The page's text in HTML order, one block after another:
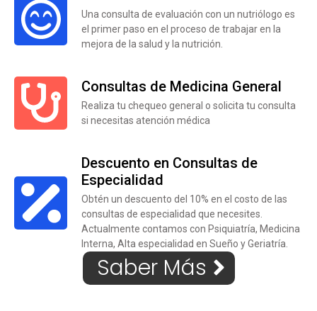
Una consulta de evaluación con un nutriólogo es
el primer paso en el proceso de trabajar en la
mejora de la salud y la nutrición.
Consultas de Medicina General
Realiza tu chequeo general o solicita tu consulta
si necesitas atención médica
Descuento en Consultas de
Especialidad
Obtén un descuento del 10% en el costo de las
consultas de especialidad que necesites.
Actualmente contamos con Psiquiatría, Medicina
Interna, Alta especialidad en Sueño y Geriatría.
Saber Más